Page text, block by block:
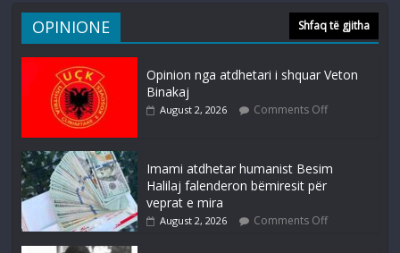
OPINIONE Shfaq të gjitha
Opinion nga atdhetari i shquar Veton
Binakaj
August 2, 2026 Comments Off
Imami atdhetar humanist Besim
Halilaj falenderon bëmiresit për
veprat e mira
August 2, 2026 Comments Off